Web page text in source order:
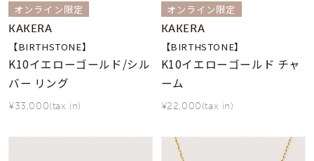
オンライン限定
KAKERA
【BIRTHSTONE】
K10イエローゴールド/シル
バー リング
¥33,000(tax in)
オンライン限定
KAKERA
【BIRTHSTONE】
K10イエローゴールド チャ
ーム
¥22,000(tax in)